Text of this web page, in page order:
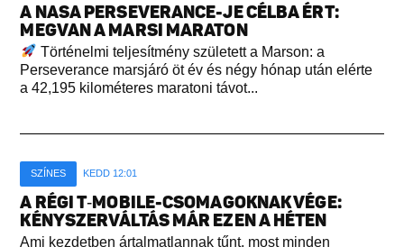
A NASA PERSEVERANCE-JE CÉLBA ÉRT:
MEGVAN A MARSI MARATON
Történelmi teljesítmény született a Marson: a
Perseverance marsjáró öt év és négy hónap után elérte
a 42,195 kilométeres maratoni távot...
SZÍNES KEDD 12:01
A RÉGI T‑MOBILE-CSOMAGOKNAK VÉGE:
KÉNYSZERVÁLTÁS MÁR EZEN A HÉTEN
Ami kezdetben ártalmatlannak tűnt, most minden